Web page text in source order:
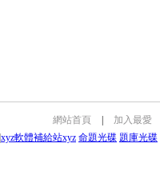
網站首頁
加入最愛
xyz軟體補給站xyz 命題光碟 題庫光碟